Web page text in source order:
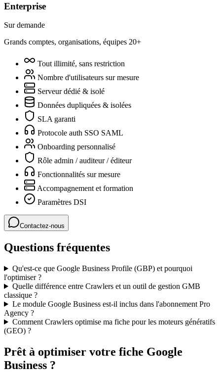
Enterprise
Sur demande
Grands comptes, organisations, équipes 20+
Tout illimité, sans restriction
Nombre d'utilisateurs sur mesure
Serveur dédié & isolé
Données dupliquées & isolées
SLA garanti
Protocole auth SSO SAML
Onboarding personnalisé
Rôle admin / auditeur / éditeur
Fonctionnalités sur mesure
Accompagnement et formation
Paramètres DSI
Contactez-nous
Questions fréquentes
Qu'est-ce que Google Business Profile (GBP) et pourquoi
l'optimiser ?
Quelle différence entre Crawlers et un outil de gestion GMB
classique ?
Le module Google Business est-il inclus dans l'abonnement Pro
Agency ?
Comment Crawlers optimise ma fiche pour les moteurs génératifs
(GEO) ?
Prêt à optimiser votre fiche Google
Business ?